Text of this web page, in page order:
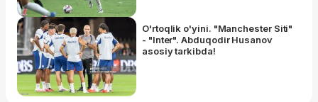
O'rtoqlik o'yini. "Manchester Siti"
- "Inter". Abduqodir Husanov
asosiy tarkibda!